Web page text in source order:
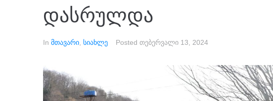
დასრულდა
In მთავარი სიახლე Posted თებერვალი 13, 2024